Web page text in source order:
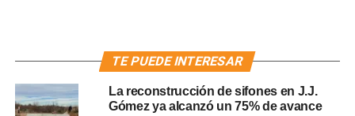
TE PUEDE INTERESAR
La reconstrucción de sifones en J.J.
Gómez ya alcanzó un 75% de avance